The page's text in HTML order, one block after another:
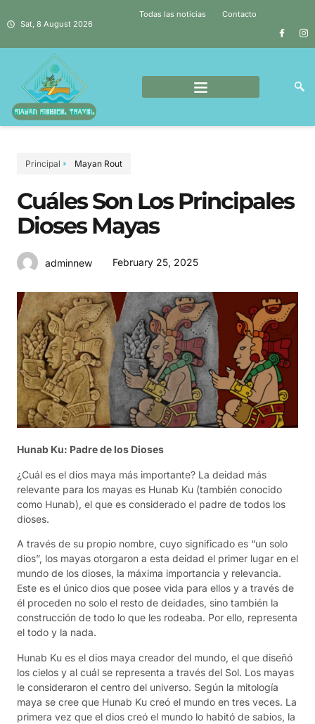
Sat, 8 August 2026
Todas las noticias Contacto
Principal Mayan Rout
Cuáles Son Los Principales
Dioses Mayas
adminnew February 25, 2025
Hunab Ku: Padre de los Dioses
¿Cuál es el dios maya más importante? La deidad más
relevante para los mayas es Hunab Ku (también conocido
como Hunab), el que es considerado el padre de todos los
dioses.
A través de su propio nombre, cuyo significado es “un solo
dios”, los mayas otorgaron a esta deidad el primer lugar en el
mundo de los dioses, la máxima importancia y relevancia.
Este es el único dios que posee vida para ellos y a través de
él proceden no solo el resto de deidades, sino también la
construcción de todo lo que les rodeaba. Por ello, representa
el todo y la nada.
Hunab Ku es el dios maya creador del mundo, el que diseñó
los cielos y al cuál se representa a través del Sol. Los mayas
le consideraron el centro del universo. Según la mitología
maya se cree que Hunab Ku creó el mundo en tres veces. La
primera vez que el dios creó el mundo lo habitó de sabios, la